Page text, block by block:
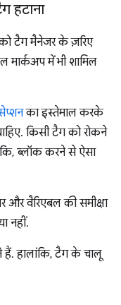
हटाना
टैग मैनेजर के ज़रिए
में भी शामिल
का इस्तेमाल करके
किसी टैग को रोकने
ब्लॉक करने से ऐसा
और वैरिएबल की समीक्षा
नहीं.
हालांकि, टैग के चालू